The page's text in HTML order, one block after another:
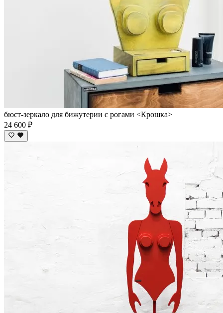
бюст-зеркало для бижутерии с рогами <Крошка>
24 600 ₽